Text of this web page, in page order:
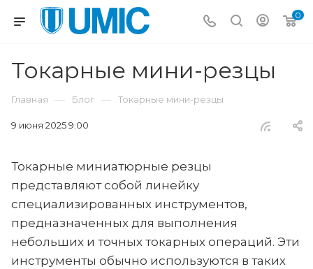
0
Токарные мини-резцы
Главная — Блог — Токарные мини-резцы
9 июня 2025 9:00
Токарные миниатюрные резцы
представляют собой линейку
специализированных инструментов,
предназначенных для выполнения
небольших и точных токарных операций. Эти
инструменты обычно используются в таких